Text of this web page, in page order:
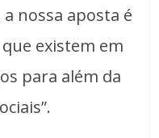
nossa aposta é
existem em
para além da